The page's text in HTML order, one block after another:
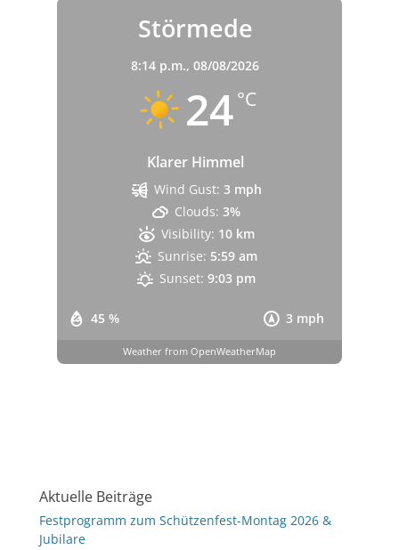
Störmede
8:14 p.m., 08/08/2026
24°C
Klarer Himmel
45 % 3 mph
Wind Gust: 3 mph
Clouds: 3%
Visibility: 10 km
Sunrise: 5:59 am
Sunset: 9:03 pm
Weather from OpenWeatherMap
Aktuelle Beiträge
Festprogramm zum Schützenfest-Montag 2026 &
Jubilare